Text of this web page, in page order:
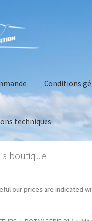
Conditions
techniques
Conditions générales
boutique
Be careful our prices are